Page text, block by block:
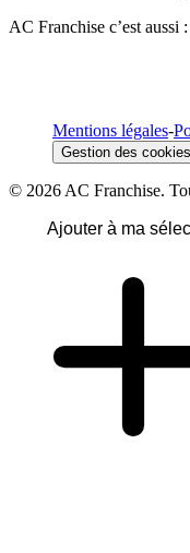
AC Franchise c’est aussi :
Mentions légales-
Gestion des cookies
© 2026 AC Franchise.
Ajouter à ma